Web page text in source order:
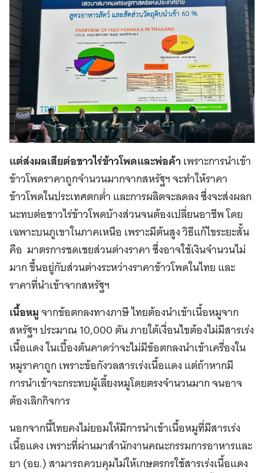
แต่ส่งผลเสียต่อชาวไร่ข้าวโพดและพ่อค้าเพราะการนำเข้า
ข้าวโพดราคาถูกจำนวนมากจากสหรัฐฯ จะทำให้ราคา
ข้าวโพดในประเทศตกต่ำ และการผลิตจะลดลง ซึ่งจะส่งผลก
นะทบต่อชาวไร่ข้าวโพดบ้างส่วนจนต้องเปลี่ยนอาชีพ โดย
เฉพาะบนภูเขาในภาคเหนือ เพราะมีต้นสูง วิธีแก้ไขระยะสั้น
คือ มาตรการชดเชยส่วนต่างราคา ซึ่งอาจใช้เงินจำนวนไม่
มาก ขึ้นอยู่กับส่วนต่างระหว่างราคาข้าวโพดในไทย และ
ราคาที่นำเข้าจากสหรัฐฯ
เนื้อหมูจากข้อตกลงทางภาษี ไทยต้องนำเข้าเนื้อหมูจาก
สหรัฐฯ ประมาณ 10,000 ตัน ภายใต้เงื่อนไขต้องไม่มีสารเร่ง
เนื้อแดง ในเบื้องต้นคาดว่าจะไม่มีข้อตกลงนำเข้าเครื่องใน
หมูราคาถูก เพราะข้อกังวลสารเร่งเนื้อแดง แต่ถ้าหากมี
การนำเข้าจะกระทบผู้เลี้ยงหมูโดยตรงจำนวนมาก จนอาจ
ต้องเลิกกิจการ
นอกจากนี้ไทยคงไม่ยอมให้มีการนำเข้าเนื้อหมูที่มีสารเร่ง
เนื้อแดง เพราะที่ผ่านมาสำนักงานคณะกรรมการอาหารและ
ยา (อย.) สามารถควบคุมไม่ให้เกษตรกรใช้สารเร่งเนื้อแดง